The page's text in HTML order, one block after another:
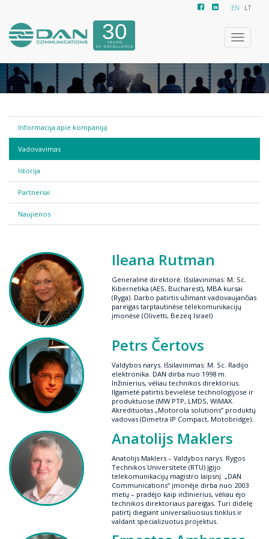
EN LT
Toggle
Informacija apie kompaniją
Vadovavimas
Istorija
Partneriai
Naujienos
Ileana Rutman
Generalinė direktorė. Išsilavinimas: M. Sc.
Kibernetika (AES, Bucharest), MBA kursai
(Ryga). Darbo patirtis užimant vadovaujančias
pareigas tarptautinėse telekomunikacijų
įmonėse (Olivetti, Bezeq Israel)
Petrs Čertovs
Valdybos narys. Išsilavinimas: M. Sc. Radijo
elektronika. DAN dirba nuo 1998 m.
Inžinierius, vėliau technikos direktorius.
Ilgametė patirtis bevielėse technologijose ir
produktuose (MW PTP, LMDS, WiMAX.
Akredituotas „Motorola solutions” produktų
vadovas (Dimetra IP Compact, Motobridge).
Anatolijs Maklers
Anatolijs Maklers – Valdybos narys. Rygos
Technikos Universitete (RTU) įgijo
telekomunikacijų magistro laipsnį. „DAN
Communications“ įmonėje dirba nuo 2003
metų – pradėjo kaip inžinierius, vėliau ėjo
technikos direktoriaus pareigas. Turi didelę
patirtį diegiant universaliuosius tinklus ir
valdant specializuotus projektus.